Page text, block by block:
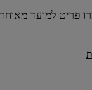
פריט למועד